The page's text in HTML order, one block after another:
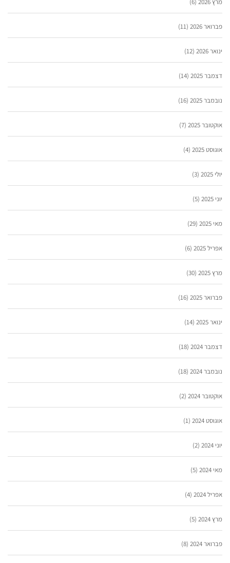
מרץ 2026 (6)
פברואר 2026 (11)
ינואר 2026 (12)
דצמבר 2025 (14)
נובמבר 2025 (16)
אוקטובר 2025 (7)
אוגוסט 2025 (4)
יולי 2025 (3)
יוני 2025 (5)
מאי 2025 (29)
אפריל 2025 (6)
מרץ 2025 (30)
פברואר 2025 (16)
ינואר 2025 (14)
דצמבר 2024 (18)
נובמבר 2024 (18)
אוקטובר 2024 (2)
אוגוסט 2024 (1)
יוני 2024 (2)
מאי 2024 (5)
אפריל 2024 (4)
מרץ 2024 (5)
פברואר 2024 (8)